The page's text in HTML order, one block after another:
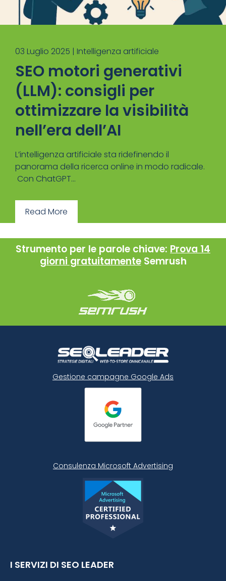
03 Luglio 2025 | Intelligenza artificiale
SEO motori generativi
(LLM): consigli per
ottimizzare la visibilità
nell’era dell’AI
L’intelligenza artificiale sta ridefinendo il
panorama della ricerca online in modo radicale.
Con ChatGPT...
Read More
Strumento per le parole chiave: Prova 14
giorni gratuitamente Semrush
Gestione campagne Google Ads
Consulenza Microsoft Advertising
I SERVIZI DI SEO LEADER